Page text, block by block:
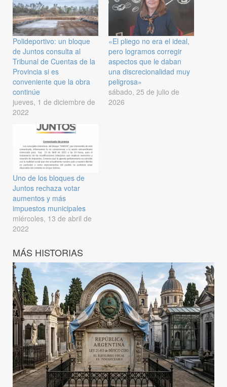
Polideportivo: un bloque
de Juntos consulta al
Tribunal de Cuentas de la
Provincia si es
conveniente que la obra
continúe
jueves, 1 de diciembre de
2022
«El pliego no era el ideal,
pero logramos corregir
aspectos que le daban
una discrecionalidad muy
peligrosa»
sábado, 25 de julio de
2026
Uno de los bloques de
Juntos rechaza votar
aumentos y más
impuestos municipales
miércoles, 13 de abril de
2022
MÁS HISTORIAS